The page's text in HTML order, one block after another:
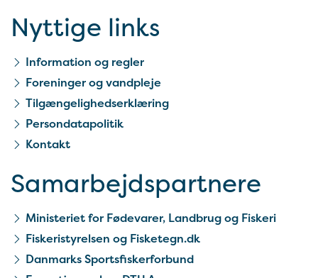
Nyttige links
Information og regler
Foreninger og vandpleje
Tilgængelighedserklæring
Persondatapolitik
Kontakt
Samarbejds­partnere
Ministeriet for Fødevarer, Landbrug og Fiskeri
Fiskeristyrelsen og Fisketegn.dk
Danmarks Sportsfiskerforbund